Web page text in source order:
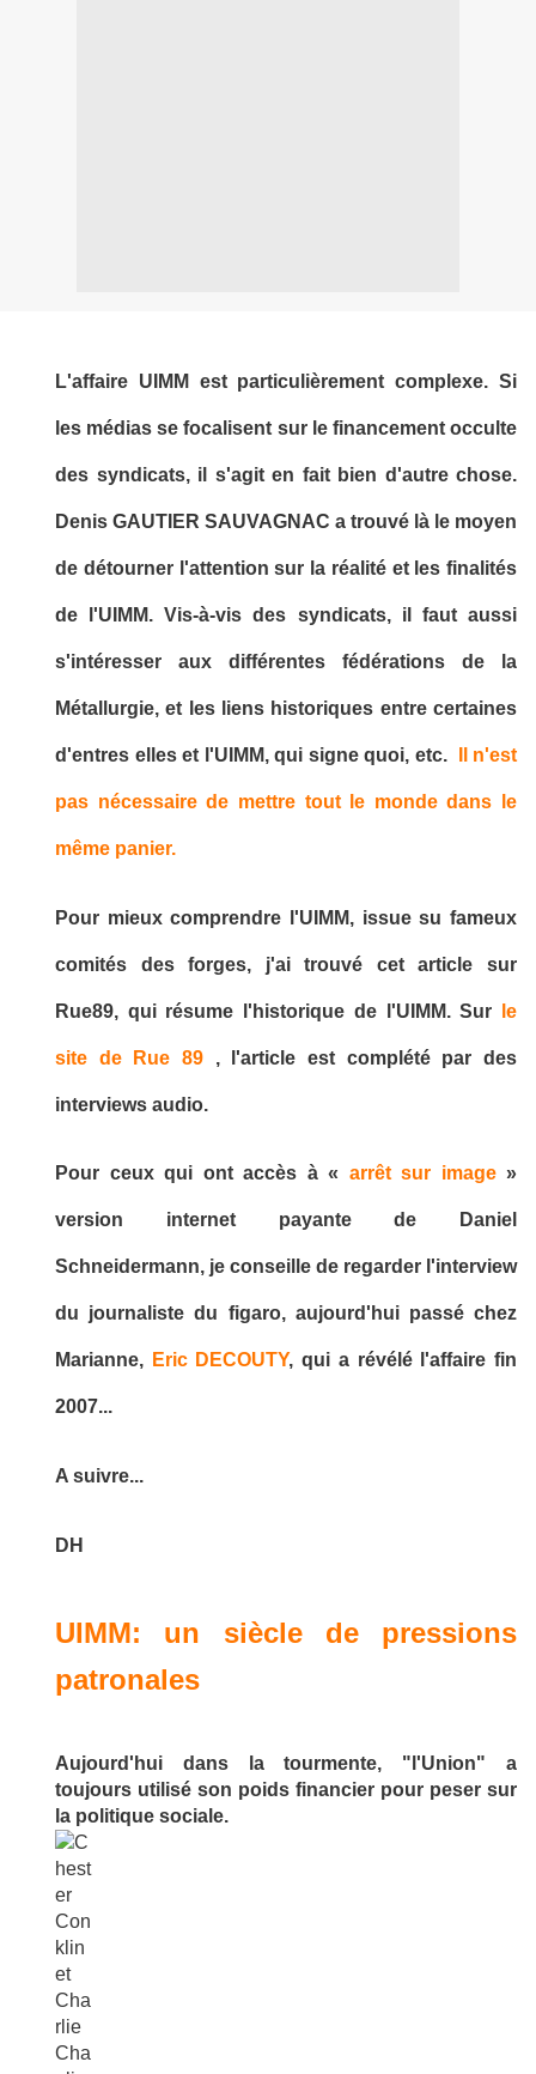
L'affaire UIMM est particulièrement complexe. Si
les médias se focalisent sur le financement occulte
des syndicats, il s'agit en fait bien d'autre chose.
Denis GAUTIER SAUVAGNAC a trouvé là le moyen
de détourner l'attention sur la réalité et les finalités
de l'UIMM. Vis-à-vis des syndicats, il faut aussi
s'intéresser aux différentes fédérations de la
Métallurgie, et les liens historiques entre certaines
d'entres elles et l'UIMM, qui signe quoi, etc. Il n'est
pas nécessaire de mettre tout le monde dans le
même panier.
Pour mieux comprendre l'UIMM, issue su fameux
comités des forges, j'ai trouvé cet article sur
Rue89, qui résume l'historique de l'UIMM. Sur le
site de Rue 89 , l'article est complété par des
interviews audio.
Pour ceux qui ont accès à « arrêt sur image »
version internet payante de Daniel
Schneidermann, je conseille de regarder l'interview
du journaliste du figaro, aujourd'hui passé chez
Marianne, Eric DECOUTY, qui a révélé l'affaire fin
2007...
A suivre...
DH
UIMM: un siècle de pressions
patronales
Aujourd'hui dans la tourmente, "l'Union" a
toujours utilisé son poids financier pour peser sur
la politique sociale.